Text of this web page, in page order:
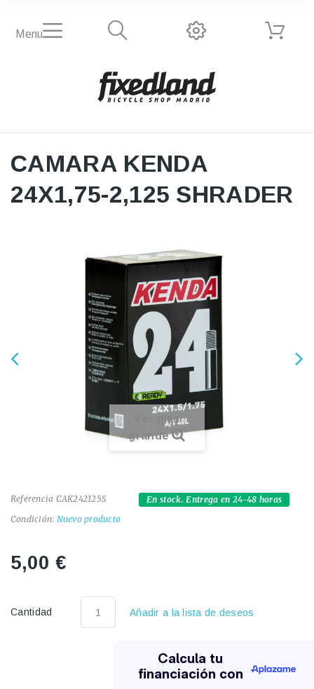
Menu
CAMARA KENDA
24X1,75-2,125 SHRADER
Ver más
grande
Referencia CAK242125S
Condición: Nuevo producto
En stock. Entrega en 24-48 horas
5,00 €
Cantidad Añadir a la lista de deseos